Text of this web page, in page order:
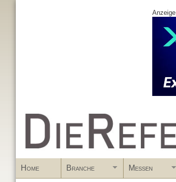
Anzeige
www.DieReferenz.de
Home Branche Messen